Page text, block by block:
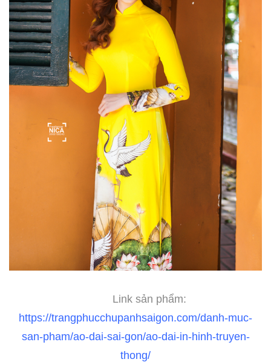
Link sản phẩm:
https://trangphucchupanhsaigon.com/danh-muc-
san-pham/ao-dai-sai-gon/ao-dai-in-hinh-truyen-
thong/